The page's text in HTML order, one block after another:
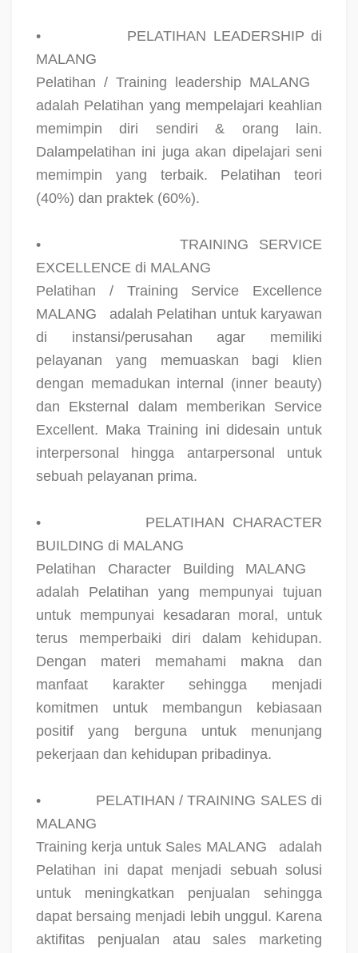
•
PELATIHAN LEADERSHIP di
MALANG
Pelatihan / Training leadership MALANG
adalah Pelatihan yang mempelajari keahlian
memimpin diri sendiri & orang lain.
Dalampelatihan ini juga akan dipelajari seni
memimpin yang terbaik. Pelatihan teori
(40%) dan praktek (60%).
•
TRAINING SERVICE
EXCELLENCE di MALANG
Pelatihan / Training Service Excellence
MALANG
adalah Pelatihan untuk karyawan
di instansi/perusahan agar memiliki
pelayanan yang memuaskan bagi klien
dengan memadukan internal (inner beauty)
dan Eksternal dalam memberikan Service
Excellent. Maka Training ini didesain untuk
interpersonal hingga antarpersonal untuk
sebuah pelayanan prima.
•
PELATIHAN CHARACTER
BUILDING di MALANG
Pelatihan Character Building MALANG
adalah Pelatihan yang mempunyai tujuan
untuk mempunyai kesadaran moral, untuk
terus memperbaiki diri dalam kehidupan.
Dengan materi memahami makna dan
manfaat karakter sehingga menjadi
komitmen untuk membangun kebiasaan
positif yang berguna untuk menunjang
pekerjaan dan kehidupan pribadinya.
•
PELATIHAN / TRAINING SALES di
MALANG
Training kerja untuk Sales MALANG
adalah
Pelatihan ini dapat menjadi sebuah solusi
untuk meningkatkan penjualan sehingga
dapat bersaing menjadi lebih unggul. Karena
aktifitas penjualan atau sales marketing